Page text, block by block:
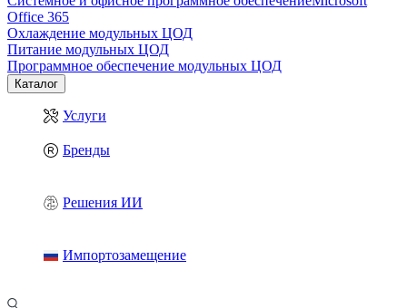
Office 365
Охлаждение модульных ЦОД
Питание модульных ЦОД
Программное обеспечение модульных ЦОД
Каталог
Услуги
Бренды
Решения ИИ
Импортозамещение